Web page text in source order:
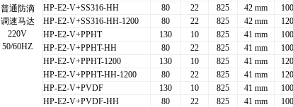
普通防滴
调速马达
220V
50/60HZ
HP-E2-V+SS316-HH
80 22 825 42 mm
HP-E2-V+SS316-HH-1200
80 22 825 42 mm
HP-E2-V+PPHT
130 10 825 41 mm
HP-E2-V+PPHT-HH
80 22 825 41 mm
HP-E2-V+PPHT-1200
130 10 825 41 mm
HP-E2-V+PPHT-HH-1200
80 22 825 41 mm
HP-E2-V+PVDF
130 10 825 41 mm
HP-E2-V+PVDF-HH
80 22 825 41 mm